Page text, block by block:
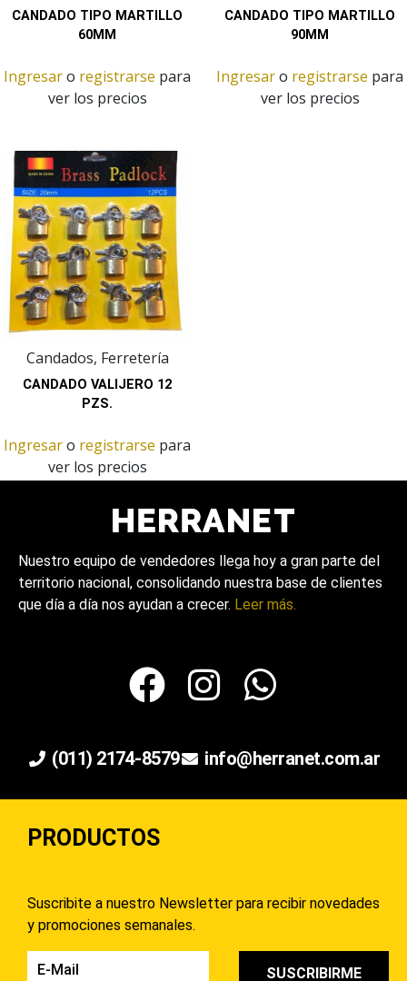
CANDADO TIPO MARTILLO
60MM
Ingresaro registrarse para
ver los precios
CANDADO TIPO MARTILLO
90MM
Ingresaro registrarse para
ver los precios
Candados, Ferretería
CANDADO VALIJERO 12
PZS.
Ingresaro registrarse para
ver los precios
Nuestro equipo de vendedores llega hoy a gran parte del
territorio nacional, consolidando nuestra base de clientes
que día a día nos ayudan a crecer. Leer más.
(011) 2174-8579 info@herranet.com.ar
PRODUCTOS
Suscribite a nuestro Newsletter para recibir novedades
y promociones semanales.
SUSCRIBIRME